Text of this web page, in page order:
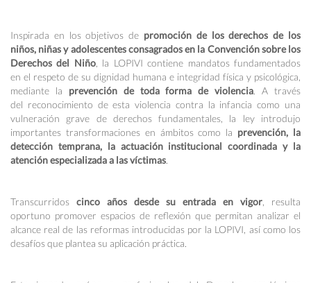
Inspirada en los objetivos de promoción de los derechos de los
niños, niñas y adolescentes consagrados en la Convención sobre los
Derechos del Niño, la LOPIVI contiene mandatos fundamentados
en el respeto de su dignidad humana e integridad física y psicológica,
mediante la prevención de toda forma de violencia . A través
del reconocimiento de esta violencia contra la infancia como una
vulneración grave de derechos fundamentales, la ley introdujo
importantes transformaciones en ámbitos como la prevención, la
detección temprana, la actuación institucional coordinada y la
atención especializada a las víctimas
Transcurridos cinco años desde su entrada en vigor , resulta
oportuno promover espacios de reflexión que permitan analizar el
alcance real de las reformas introducidas por la LOPIVI, así como los
desafíos que plantea su aplicación práctica.